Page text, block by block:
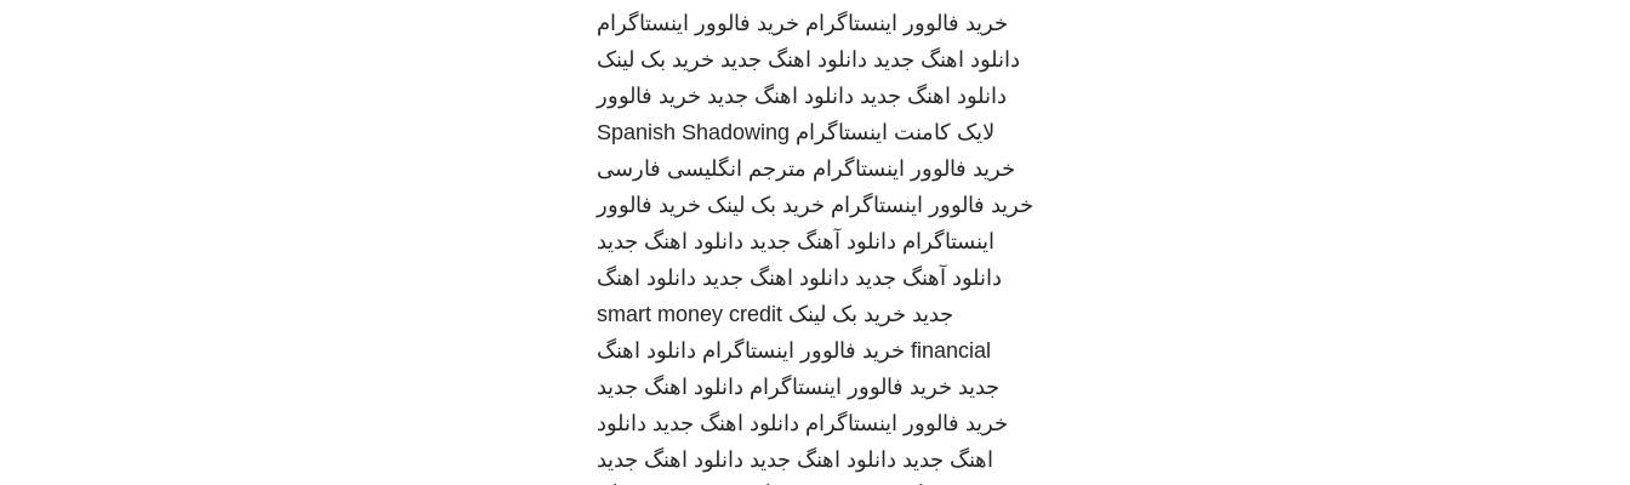
خرید فالوور اینستاگرام خرید فالوور اینستاگرام
دانلود اهنگ جدید دانلود اهنگ جدید خرید بک لینک
دانلود اهنگ جدید دانلود اهنگ جدید خرید فالوور
لایک کامنت اینستاگرام Spanish Shadowing
خرید فالوور اینستاگرام مترجم انگلیسی فارسی
خرید فالوور اینستاگرام خرید بک لینک خرید فالوور
اینستاگرام دانلود آهنگ جدید دانلود اهنگ جدید
دانلود آهنگ جدید دانلود اهنگ جدید دانلود اهنگ
جدید خرید بک لینک smart money credit
financial خرید فالوور اینستاگرام دانلود اهنگ
جدید خرید فالوور اینستاگرام دانلود اهنگ جدید
خرید فالوور اینستاگرام دانلود اهنگ جدید دانلود
اهنگ جدید دانلود اهنگ جدید دانلود اهنگ جدید